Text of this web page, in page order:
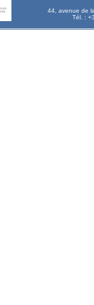
44, avenue de
Tél. :